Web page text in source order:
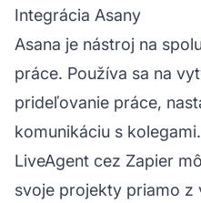
Integrácia Asany
Asana je nástroj na
práce. Používa sa na
prideľovanie práce,
komunikáciu s
LiveAgent cez Zapier
svoje projekty priamo z